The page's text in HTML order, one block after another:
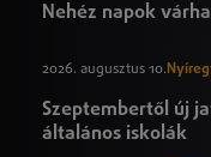
Nehéz napok
2026. augusztus 10.
Szeptembertől új
általános iskolák